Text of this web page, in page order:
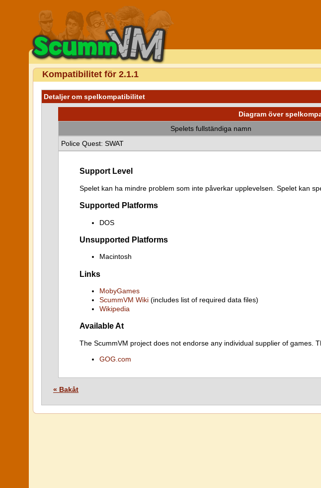
Kompatibilitet för 2.1.1
Detaljer om spelkompatibilitet
Diagram över
Spelets fullständiga namn
Police Quest: SWAT
Support Level
Spelet kan ha mindre problem som inte påverkar upplevelsen. Spelet kan
Supported Platforms
DOS
Unsupported Platforms
Macintosh
Links
MobyGames
ScummVM Wiki (includes list of required data files)
Wikipedia
Available At
The ScummVM project does not endorse any individual supplier of games.
GOG.com
« Bakåt